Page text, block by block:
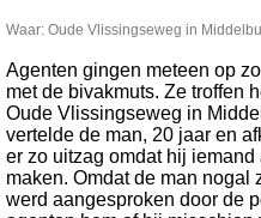
Waar: Oude Vlissingseweg in
Agenten gingen meteen op
met de bivakmuts. Ze troffen
Oude Vlissingseweg in
vertelde de man, 20 jaar en
er zo uitzag omdat hij
maken. Omdat de man nogal
werd aangesproken door de